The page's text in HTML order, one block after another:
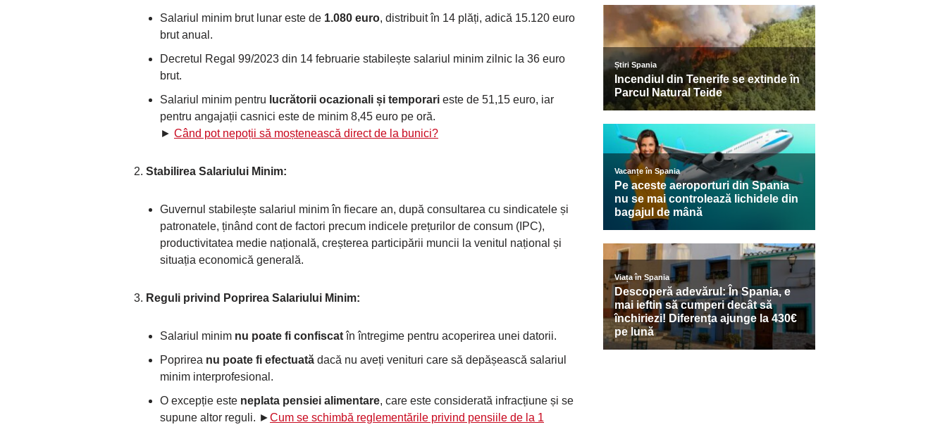
Salariul minim brut lunar este de 1.080 euro, distribuit în 14 plăți, adică 15.120 euro
brut anual.
Decretul Regal 99/2023 din 14 februarie stabilește salariul minim zilnic la 36 euro
brut.
Salariul minim pentru lucrătorii ocazionali și temporari este de 51,15 euro, iar
pentru angajații casnici este de minim 8,45 euro pe oră.
► Când pot nepoții să moștenească direct de la bunici?
Stabilirea Salariului Minim:
Guvernul stabilește salariul minim în fiecare an, după consultarea cu sindicatele și
patronatele, ținând cont de factori precum indicele prețurilor de consum (IPC),
productivitatea medie națională, creșterea participării muncii la venitul național și
situația economică generală.
Reguli privind Poprirea Salariului Minim:
Salariul minim nu poate fi confiscatîn întregime pentru acoperirea unei datorii.
Poprirea nu poate fi efectuată dacă nu aveți venituri care să depășească salariul
minim interprofesional.
O excepție este neplata pensiei alimentare, care este considerată infracțiune și se
supune altor reguli. ►Cum se schimbă reglementările privind pensiile de la 1